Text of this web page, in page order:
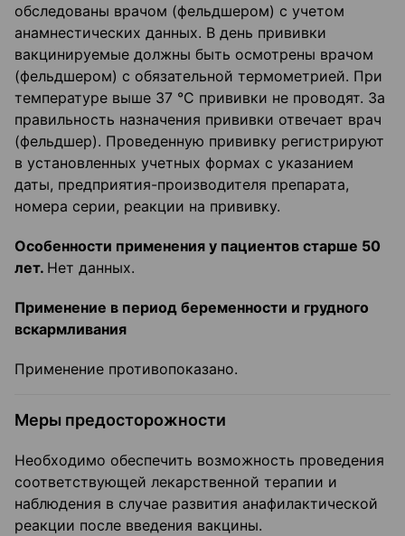
обследованы врачом (фельдшером) с учетом
анамнестических данных. В день прививки
вакцинируемые должны быть осмотрены врачом
(фельдшером) с обязательной термометрией. При
температуре выше 37 °C прививки не проводят. За
правильность назначения прививки отвечает врач
(фельдшер). Проведенную прививку регистрируют
в установленных учетных формах с указанием
даты, предприятия-производителя препарата,
номера серии, реакции на прививку.
Особенности применения у пациентов старше 50
лет. Нет данных.
Применение в период беременности и грудного
вскармливания
Применение противопоказано.
Меры предосторожности
Необходимо обеспечить возможность проведения
соответствующей лекарственной терапии и
наблюдения в случае развития анафилактической
реакции после введения вакцины.